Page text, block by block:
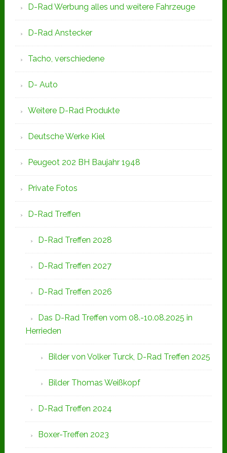
D-Rad Werbung alles und weitere Fahrzeuge
D-Rad Anstecker
Tacho, verschiedene
D- Auto
Weitere D-Rad Produkte
Deutsche Werke Kiel
Peugeot 202 BH Baujahr 1948
Private Fotos
D-Rad Treffen
D-Rad Treffen 2028
D-Rad Treffen 2027
D-Rad Treffen 2026
Das D-Rad Treffen vom 08.-10.08.2025 in
Herrieden
Bilder von Volker Turck, D-Rad Treffen 2025
Bilder Thomas Weißkopf
D-Rad Treffen 2024
Boxer-Treffen 2023